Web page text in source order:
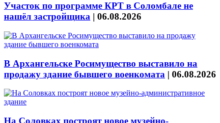
Участок по программе КРТ в Соломбале не
нашёл застройщика | 06.08.2026
В Архангельске Росимущество выставило на
продажу здание бывшего военкомата | 06.08.2026
На Соловках построят новое музейно-